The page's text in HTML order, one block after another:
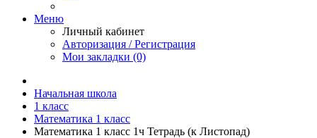
Меню
Личный кабинет
Авторизация / Регистрация
Мои закладки (0)
Начальная школа
1 класс
Математика 1 класс
Математика 1 класс 1ч Тетрадь (к Листопад)